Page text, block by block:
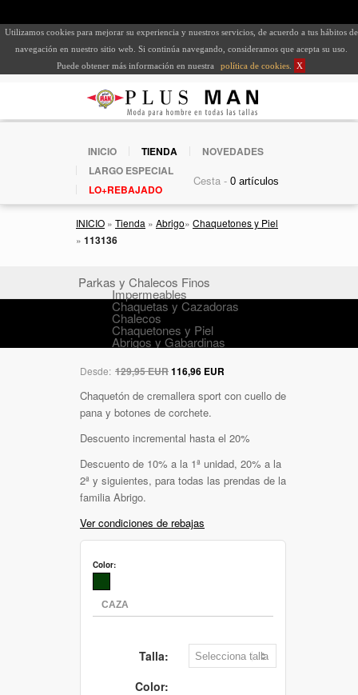
Utilizamos cookies para mejorar su experiencia y nuestros servicios, de acuerdo a tus hábitos de
navegación en nuestro sitio web. Si continúa navegando, consideramos que acepta su uso.
Puede obtener más información en nuestra
política de cookies X
INICIO TIENDA
NOVEDADES
LARGO ESPECIAL
LO+REBAJADO
Cesta -
INICIO » Tienda » Abrigo» Chaquetones y Piel
» 113136
Parkas y Chalecos Finos
Impermeables
Chaquetas y Cazadoras
Chalecos
Chaquetones y Piel
Abrigos y Gabardinas
Desde: 129,95 EUR116,96 EUR
Chaquetón de cremallera sport con cuello de
pana y botones de corchete.
Descuento incremental hasta el 20%
Descuento de 10% a la 1ª unidad, 20% a la
2ª y siguientes, para todas las prendas de la
familia Abrigo.
Ver condiciones de rebajas
Color:
Talla:
Color: